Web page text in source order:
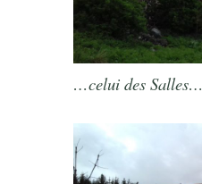
…celui des Salles…